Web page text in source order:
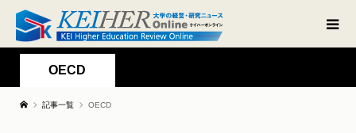
OECD
記事一覧 OECD